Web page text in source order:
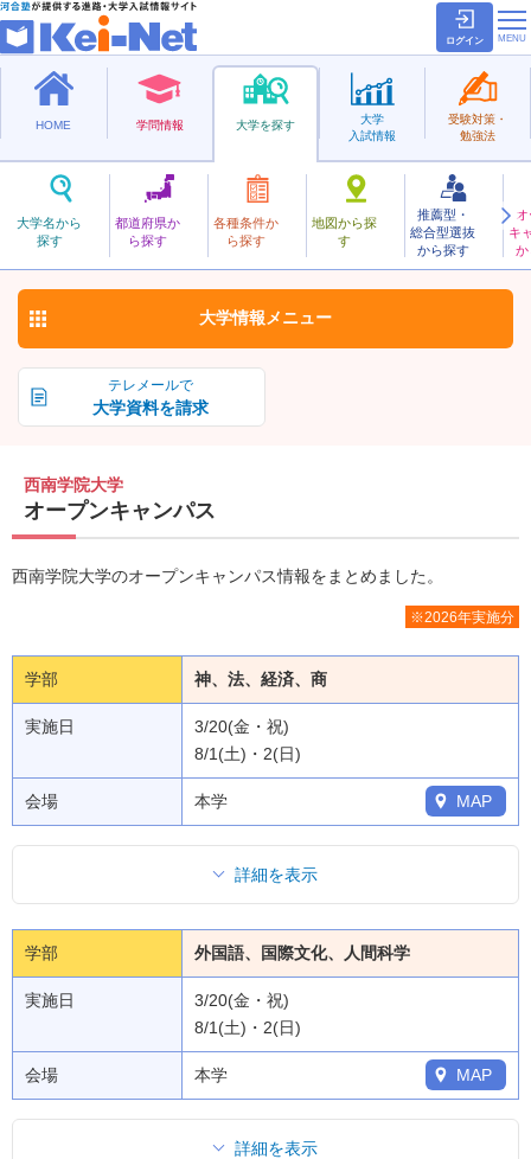
ログイン
HOME 学問情報 大学を探す
大学名から
探す
都道府県か
ら探す
各種条件か
ら探す
地図から探
す
推薦型・
総合型選抜
から探す
キ
か
大学
入試情報
受験対策・
勉強法
私立
せいなんがくいん
西南学院大学 お気に入り
テレメールで
大学資料を請求
大学情報 メニュー
西南学院大学
オープンキャンパス
西南学院大学のオープンキャンパス情報をまとめました。
※2026年実施分
学部 神、法、経済、商
実施日
3/20(金・祝)
8/1(土)・2(日)
会場 本学 MAP
詳細を表示
学部 外国語、国際文化、人間科学
実施日
3/20(金・祝)
8/1(土)・2(日)
会場 本学 MAP
詳細を表示